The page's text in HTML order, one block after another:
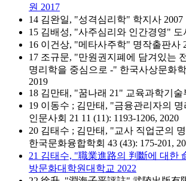
원 2017
14 김완일, "성격심리학" 학지사 2007
15 김배성, "사주심리와 인간경영" 도
16 이건상, "메타사주학" 명작출판사
17 조규문, "만원권지폐에 담겨있는
명리학을 중심으로 -" 한국사상문화학
2019
18 김만태, "꿈나래 21" 교육과학기술
19 이동수 ; 김만태, "금융관리자의
인문사회 21 11 (11): 1193-1206, 2020
20 김태수 ; 김만태, "교사 직업군의
한국문화융합학회 43 (43): 175-201,
21 김태수, "職業進路의 判斷에 대한
방문화대학원대학교 2022